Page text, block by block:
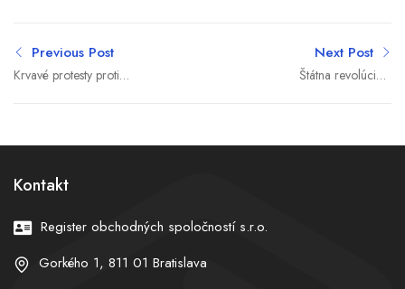
Previous Post
Krvavé protesty proti
Next Post
Štátna revolúcia v
Kontakt
Register obchodných spoločností s.r.o.
Gorkého 1, 811 01 Bratislava